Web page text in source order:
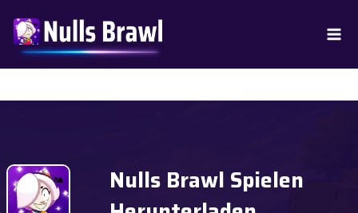
Inhalt
springen
Nulls Brawl Spielen